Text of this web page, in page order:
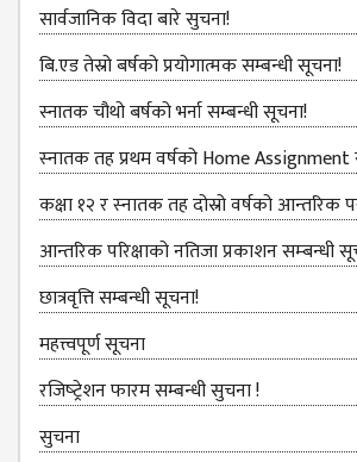
BA FIRST YEAR
BA SECOND YEAR
BA THIRD YEAR
BA FOURTH YEAR
EDUCATION(B.ED)
B.ED FIRST YEAR
B.ED SECOND YEAR
B.ED THIRD YEAR
B.ED FOURTH YEAR
ONE YEAR B.ED
सार्वजानिक विदा बारे सुचना!
बि.एड तेस्रो बर्षको प्रयोगात्मक सम्बन्धी सूचना!
स्नातक चौथो बर्षको भर्ना सम्बन्धी सूचना!
स्‍नातक तह प्रथम वर्षको Home Assignment
कक्षा १२ र स्‍नातक तह दोस्रो वर्षको आन्‍तरिक
आन्‍तरिक परिक्षाको नतिजा प्रकाशन सम्‍बन्‍धी
छात्रवृत्ति सम्बन्‍धी सूचना!
महत्त्वपूर्ण सूचना
रजिष्‍ट्रेशन फारम सम्बन्धी सुचना !
सुचना